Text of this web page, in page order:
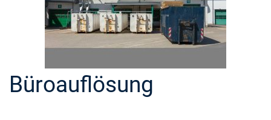
Büroauflösung